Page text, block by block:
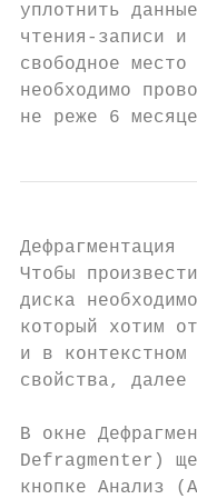
уплотнить
чтения-записи и
свободное
необходимо
не реже 6
Дефрагментация
Чтобы
диска
который хотим
и в контекстном
свойства, далее
В окне
Defragmenter)
кнопке Анализ